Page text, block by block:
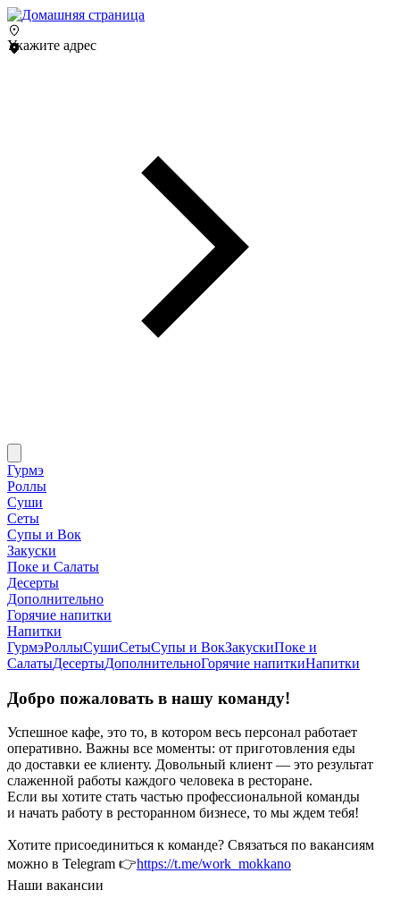
Укажите адрес
Гурмэ
Роллы
Суши
Сеты
Супы и Вок
Закуски
Поке и Салаты
Десерты
Дополнительно
Горячие напитки
Напитки
ГурмэРоллыСушиСетыСупы и ВокЗакускиПоке и
СалатыДесертыДополнительноГорячие напиткиНапитки
Добро пожаловать в нашу команду!
Успешное кафе, это то, в котором весь персонал работает
оперативно. Важны все моменты: от приготовления еды
до доставки ее клиенту. Довольный клиент — это результат
слаженной работы каждого человека в ресторане.
Если вы хотите стать частью профессиональной команды
и начать работу в ресторанном бизнесе, то мы ждем тебя!
Хотите присоединиться к команде? Связаться по вакансиям
можно в Telegram 👉https://t.me/work_mokkano
Наши вакансии